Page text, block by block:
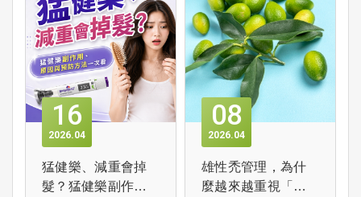
16
04
2026
猛健樂、減重會掉
髮？猛健樂副作
08
04
2026
雄性禿管理，為什
麼越來越重視「植